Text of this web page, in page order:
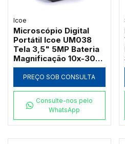
Icoe
Microscópio Digital
Portátil Icoe UM038
Tela 3,5" 5MP Bateria
Magnificação 10x-300x
e Iluminação LED
PREÇO SOB CONSULTA
Consulte-nos pelo
WhatsApp